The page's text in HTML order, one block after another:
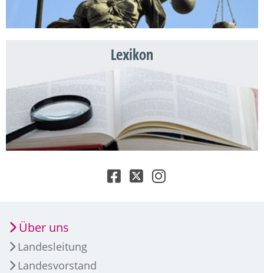
Lexikon
Über uns
Landesleitung
Landesvorstand